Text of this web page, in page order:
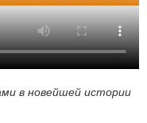
в новейшей истории